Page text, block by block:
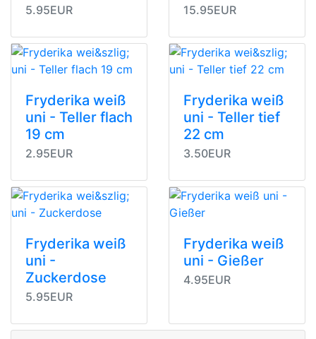
5.95EUR 15.95EUR
Fryderika weiß
uni - Teller flach
19 cm
2.95EUR
Fryderika weiß
uni - Teller tief
22 cm
3.50EUR
Fryderika weiß
uni -
Zuckerdose
5.95EUR
Fryderika weiß
uni - Gießer
4.95EUR